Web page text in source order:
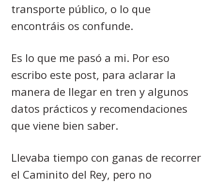
transporte público, o lo que
encontráis os confunde.
Es lo que me pasó a mi. Por eso
escribo este post, para aclarar la
manera de llegar en tren y algunos
datos prácticos y recomendaciones
que viene bien saber.
Llevaba tiempo con ganas de recorrer
el Caminito del Rey, pero no